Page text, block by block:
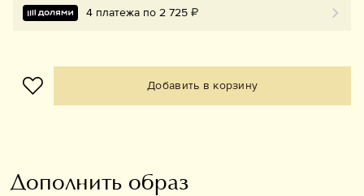
4 платежа по 2 725 ₽
Добавить в корзину
Дополнить образ